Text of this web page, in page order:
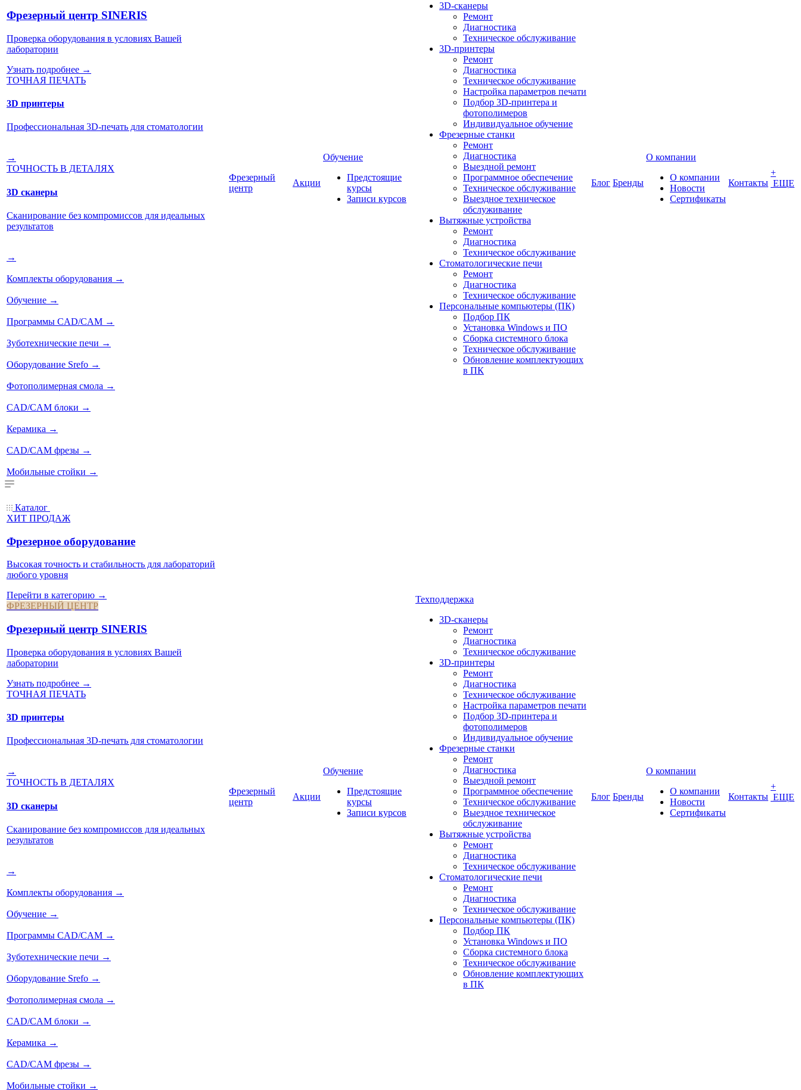
Фрезерный центр SINERIS
Проверка оборудования в условиях Вашей
лаборатории
Узнать подробнее →
ТОЧНАЯ ПЕЧАТЬ
3D принтеры
Профессиональная 3D-печать для стоматологии
→
ТОЧНОСТЬ В ДЕТАЛЯХ
3D сканеры
Сканирование без компромиссов для идеальных
результатов
→
Комплекты оборудования →
Обучение →
Программы CAD/CAM →
Зуботехнические печи →
Оборудование Srefo →
Фотополимерная смола →
CAD/CAM блоки →
Керамика →
CAD/CAM фрезы →
Мобильные стойки →
Фрезерный
центр
Акции
Обучение
Предстоящие
курсы
Записи курсов
3D-сканеры
Ремонт
Диагностика
Техническое обслуживание
3D-принтеры
Ремонт
Диагностика
Техническое обслуживание
Настройка параметров печати
Подбор 3D-принтера и
фотополимеров
Индивидуальное обучение
Фрезерные станки
Ремонт
Диагностика
Выездной ремонт
Программное обеспечение
Техническое обслуживание
Выездное техническое
обслуживание
Вытяжные устройства
Ремонт
Диагностика
Техническое обслуживание
Стоматологические печи
Ремонт
Диагностика
Техническое обслуживание
Персональные компьютеры (ПК)
Подбор ПК
Установка Windows и ПО
Сборка системного блока
Техническое обслуживание
Обновление комплектующих
в ПК
Блог Бренды
О компании
О компании
Новости
Сертификаты
Контакты
+
ЕЩЕ
Каталог
ХИТ ПРОДАЖ
Фрезерное оборудование
Высокая точность и стабильность для лабораторий
любого уровня
Перейти в категорию →
ФРЕЗЕРНЫЙ ЦЕНТР
Фрезерный центр SINERIS
Проверка оборудования в условиях Вашей
лаборатории
Узнать подробнее →
ТОЧНАЯ ПЕЧАТЬ
3D принтеры
Профессиональная 3D-печать для стоматологии
→
ТОЧНОСТЬ В ДЕТАЛЯХ
3D сканеры
Сканирование без компромиссов для идеальных
результатов
→
Комплекты оборудования →
Обучение →
Программы CAD/CAM →
Зуботехнические печи →
Оборудование Srefo →
Фотополимерная смола →
CAD/CAM блоки →
Керамика →
CAD/CAM фрезы →
Мобильные стойки →
Фрезерный
центр
Акции
Обучение
Предстоящие
курсы
Записи курсов
Техподдержка
3D-сканеры
Ремонт
Диагностика
Техническое обслуживание
3D-принтеры
Ремонт
Диагностика
Техническое обслуживание
Настройка параметров печати
Подбор 3D-принтера и
фотополимеров
Индивидуальное обучение
Фрезерные станки
Ремонт
Диагностика
Выездной ремонт
Программное обеспечение
Техническое обслуживание
Выездное техническое
обслуживание
Вытяжные устройства
Ремонт
Диагностика
Техническое обслуживание
Стоматологические печи
Ремонт
Диагностика
Техническое обслуживание
Персональные компьютеры (ПК)
Подбор ПК
Установка Windows и ПО
Сборка системного блока
Техническое обслуживание
Обновление комплектующих
в ПК
Блог Бренды
О компании
О компании
Новости
Сертификаты
Контакты
+
ЕЩЕ